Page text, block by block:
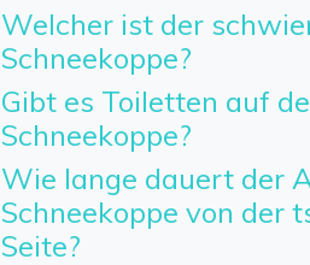
Welcher ist der
Schneekoppe?
Gibt es Toiletten auf
Schneekoppe?
Wie lange dauert der
Schneekoppe von der
Seite?